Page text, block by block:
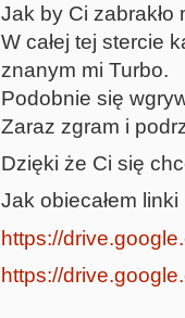
Jak by Ci zabrakło
W całej tej stercie
znanym mi Turbo.
Podobnie się
Zaraz zgram i
Dzięki że Ci się
Jak obiecałem
https://
https://